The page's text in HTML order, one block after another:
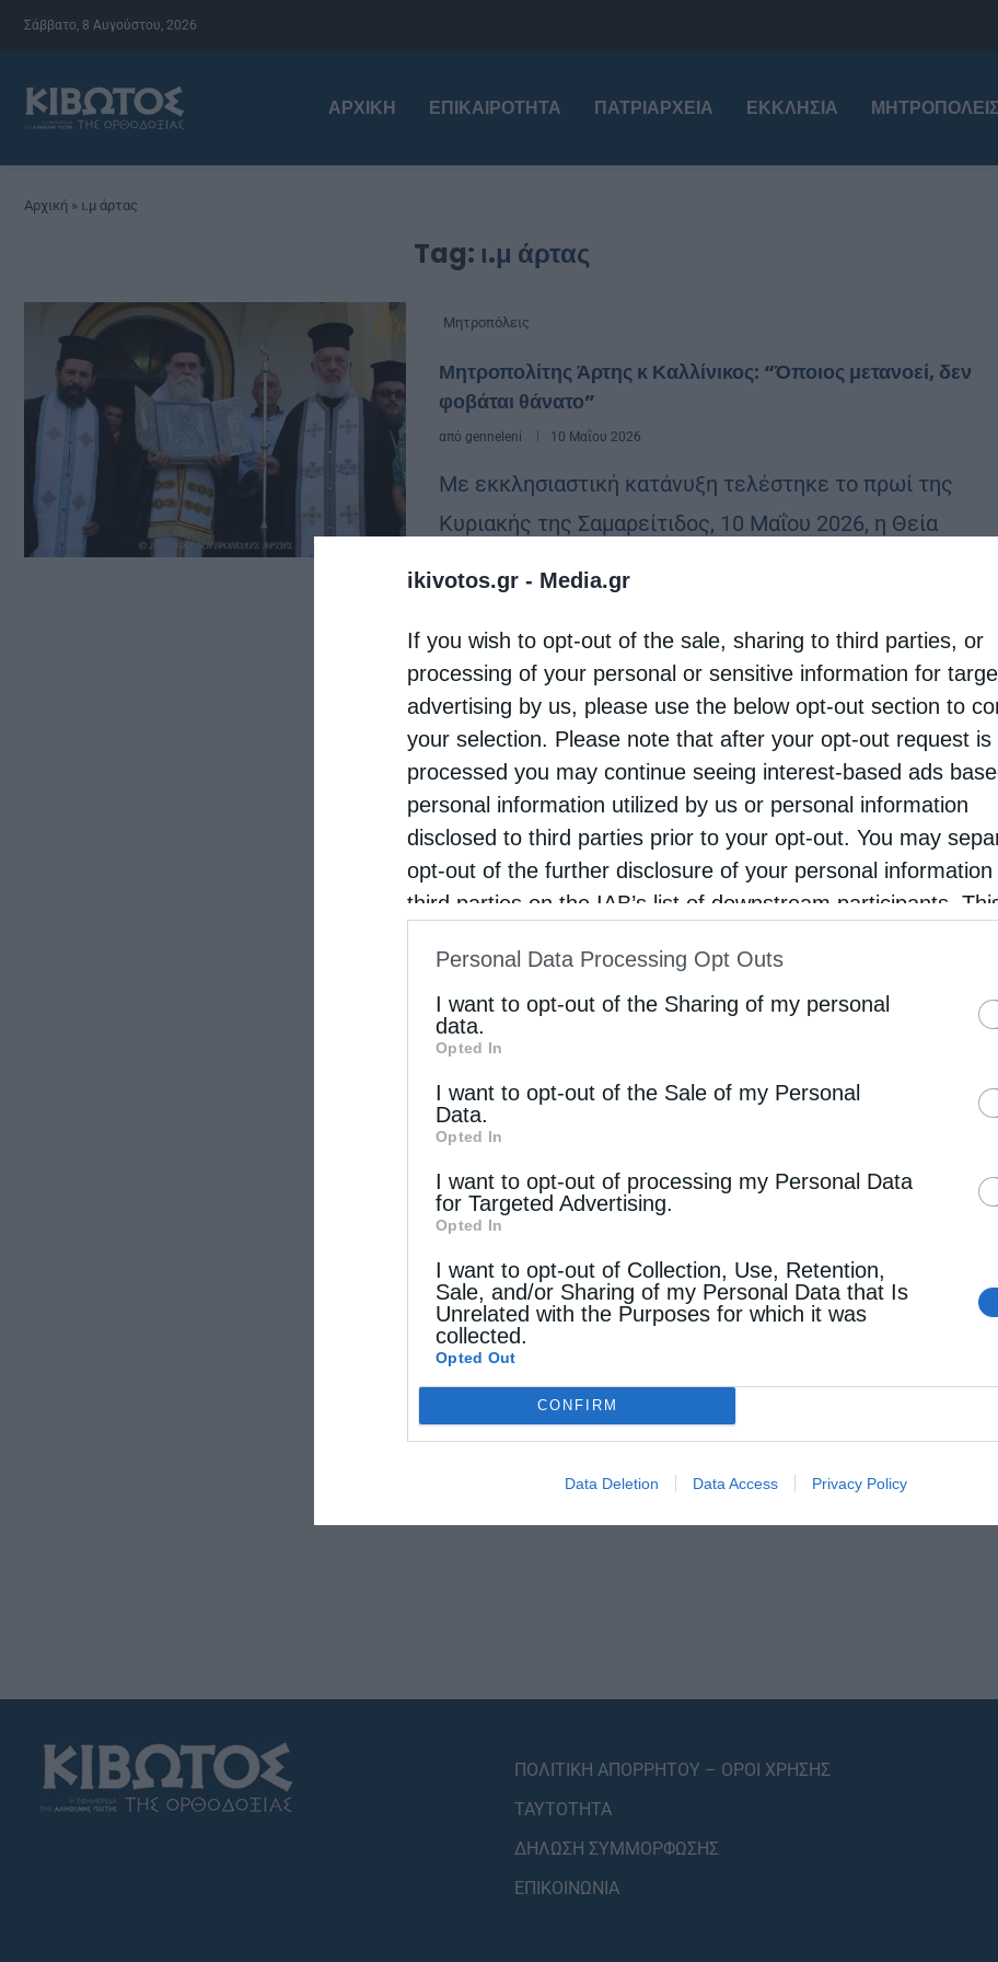
ikivotos.gr - Media.gr
If you wish to opt-out of the sale, sharing to third parties, or
processing of your personal or sensitive information for
advertising by us, please use the below opt-out section to
your selection. Please note that after your opt-out request is
processed you may continue seeing interest-based ads
personal information utilized by us or personal information
disclosed to third parties prior to your opt-out. You may
opt-out of the further disclosure of your personal information
third parties on the IAB’s list of downstream participants.
IAB’s List of Downstream Participantsthat may further
other third parties.
Personal Data Processing Opt Outs
I want to opt-out of the Sharing of my personal
data.
Opted In
I want to opt-out of the Sale of my Personal
Data.
Opted In
I want to opt-out of processing my Personal Data
for Targeted Advertising.
Opted In
I want to opt-out of Collection, Use, Retention,
Sale, and/or Sharing of my Personal Data that Is
Unrelated with the Purposes for which it was
collected.
Opted Out
CONFIRM
Data Deletion Data Access Privacy Policy
Σάββατο, 8 Αυγούστου, 2026
ΑΡΧΙΚΉ ΕΠΙΚΑΙΡΌΤΗΤΑ ΠΑΤΡΙΑΡΧΕΊΑ ΕΚΚΛΗΣΊΑ ΜΗΤΡΟΠΌΛΕΙΣ
Αρχική » ι.μ άρτας
Tag: ι.μ άρτας
Μητροπόλεις
Μητροπολίτης Άρτης κ Καλλίνικος: “Όποιος μετανοεί, δεν
φοβάται θάνατο”
από genneleni 10 Μαΐου 2026
Με εκκλησιαστική κατάνυξη τελέστηκε το πρωί της
Κυριακής της Σαμαρείτιδος, 10 Μαΐου 2026, η Θεία
Άρτης κ. Καλλινίκου. Στο μήνυμά …
ΠΟΛΙΤΙΚΗ ΑΠΟΡΡΗΤΟΥ – ΟΡΟΙ ΧΡΗΣΗΣ
ΤΑΥΤΟΤΗΤΑ
ΔΗΛΩΣΗ ΣΥΜΜΟΡΦΩΣΗΣ
ΕΠΙΚΟΙΝΩΝΙΑ